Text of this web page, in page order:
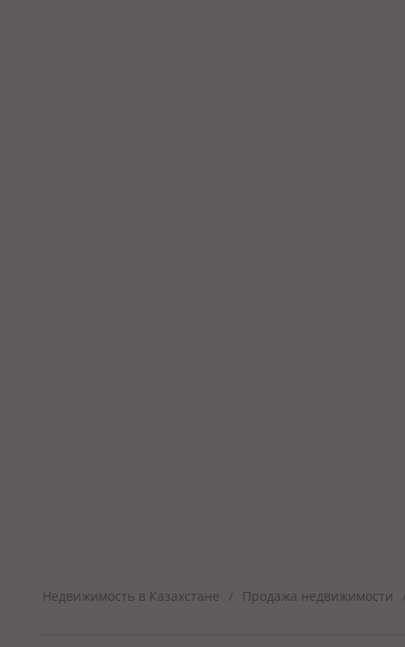
Недвижимость в Казахстане / Продажа недвижимости /